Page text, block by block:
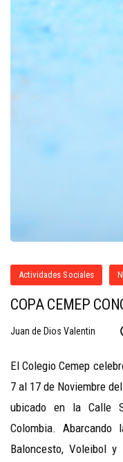
Actividades Sociales
COPA CEMEP
Juan de Dios Valentin
El Colegio Cemep
7 al 17 de Noviembre
ubicado en la Calle
Colombia.
Baloncesto, Voleibol